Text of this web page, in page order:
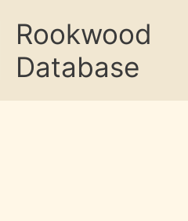
Rookwood
Database